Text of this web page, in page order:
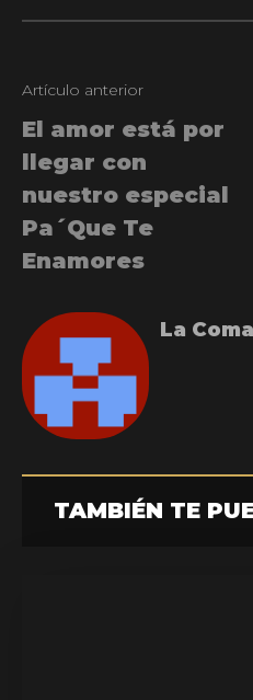
Artículo anterior
El amor está por
llegar con
nuestro especial
Pa´Que Te
Enamores
La
TAMBIÉN TE